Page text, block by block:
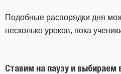
Подобные распорядки дня
несколько уроков, пока
Ставим на паузу и выбираем